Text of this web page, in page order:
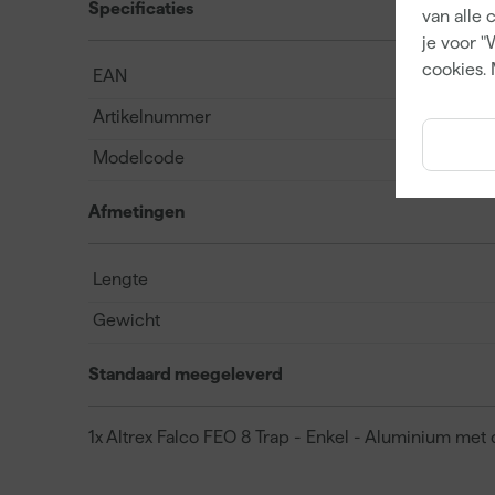
van alle
je voor
cookies.
Specificaties
EAN
Artikelnummer
Modelcode
Afmetingen
Lengte
Gewicht
Standaard meegeleverd
1x Altrex Falco FEO 8 Trap - Enkel - Aluminium